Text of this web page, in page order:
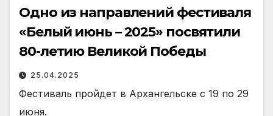
Одно из направлений фестиваля
«Белый июнь – 2025» посвятили
80-летию Великой Победы
25.04.2025
Фестиваль пройдет в Архангельске с 19 по 29
июня.